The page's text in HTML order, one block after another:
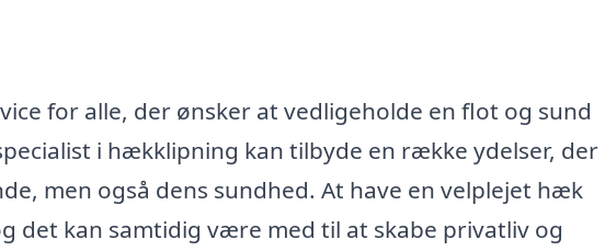
for alle, der ønsker at vedligeholde en flot og sund
i hækklipning kan tilbyde en række ydelser, der
men også dens sundhed. At have en velplejet hæk
det kan samtidig være med til at skabe privatliv og